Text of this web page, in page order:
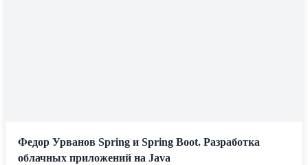
Федор Урванов Spring и Spring Boot. Разработка
облачных приложений на Java